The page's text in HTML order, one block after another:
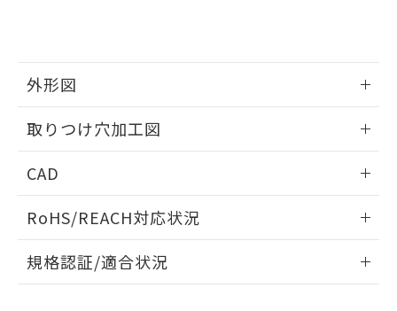
外形図
取りつけ穴加工図
CAD
ドすることができます。
ログイン/会員登録
RoHS/REACH対応状況
EU RoHS 注意事項・凡例
規格認証/適合状況
欄に対応日を記載しておりました。
既に当社にて対応品への在庫切替を完了
していることから、特段のことがない限
り、2022年1月12日より割愛しておりま
す。